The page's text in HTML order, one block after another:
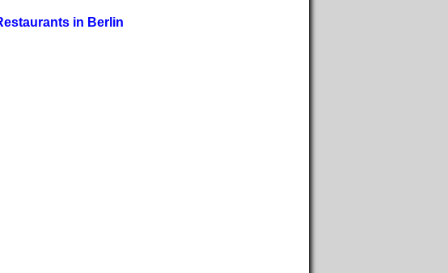
in Berlin